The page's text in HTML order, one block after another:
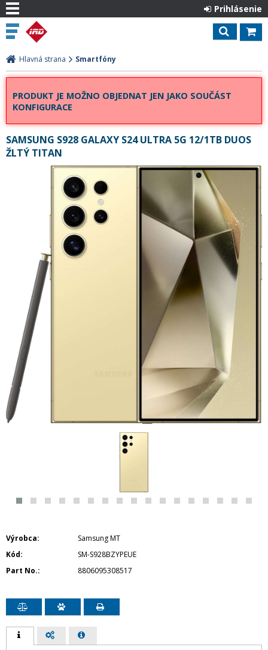
Prihlásenie
Hlavná strana Smartfóny
PRODUKT JE MOŽNO OBJEDNAT JEN JAKO SOUČÁST
KONFIGURACE
SAMSUNG S928 GALAXY S24 ULTRA 5G 12/1TB DUOS
ŽLTÝ TITAN
Výrobca
Samsung MT
Kód
SM-S928BZYPEUE
Part No.
8806095308517